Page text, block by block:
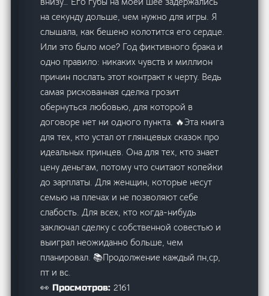
на секунду дольше, чем нужно для игры. Я
слышала, как бешено колотится его сердце.
Или это было мое? Год фиктивного брака и
одно правило: никаких чувств и миллион
причин послать этот контракт к черту. Ведь
самая рискованная сделка грозит
обернуться любовью, для которой в
договоре нет ни одного пункта. 🔥Эта книга
для тех, кто устал от глянцевых сказок про
идеальных принцев. Она для тех, кто знает
цену деньгам, потому что считают копейки
до зарплаты. Для женщин, которые несут
семью на плечах и не позволяют себе
слабость. Для всех, кто когда-нибудь
заключал сделку с собственной совестью и
выиграл неожиданно больше, чем
планировал. 📚Продолжение каждый пн,ср,
пт и вс.
👀 Просмотров:2161